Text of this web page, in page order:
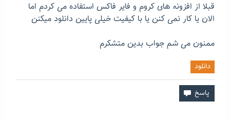
قبلا از افزونه های کروم و فایر فاکس استفاده می کردم اما
الان یا کار نمی کنن یا با کیفیت خیلی پایین دانلود میکنن
ممنون می شم جواب بدین متشکرم
دانلود